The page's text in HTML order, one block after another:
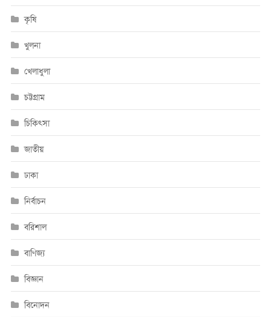
কৃষি
খুলনা
খেলাধুলা
চট্টগ্রাম
চিকিৎসা
জাতীয়
ঢাকা
নির্বাচন
বরিশাল
বাণিজ্য
বিজ্ঞান
বিনোদন